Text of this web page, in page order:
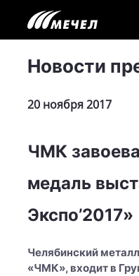
Новости
20 ноября 2017
ЧМК
медаль
Экспо’2017»
Челябинский
«ЧМК», входит в